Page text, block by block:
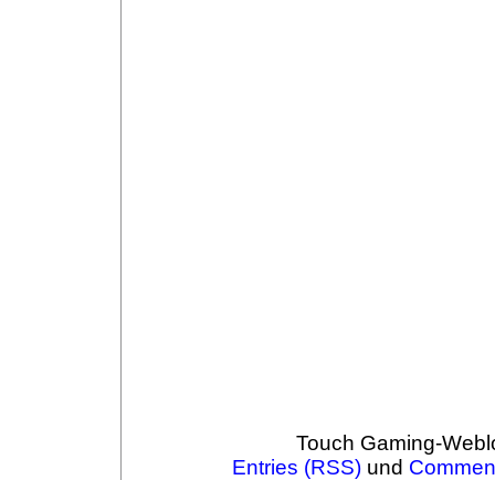
Touch Gaming-
Entries (RSS)und